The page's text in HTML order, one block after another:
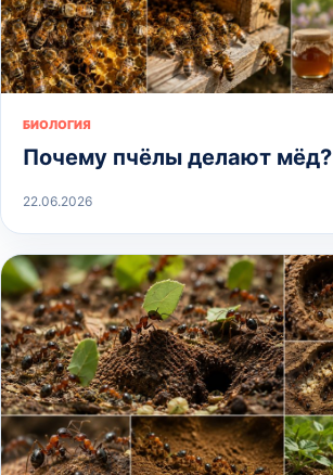
БИОЛОГИЯ
Почему пчёлы делают мёд?
22.06.2026